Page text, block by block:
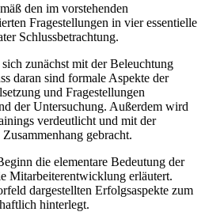
den im vorstehenden
Fragestellungen in vier essentielle
Schlussbetrachtung.
zunächst mit der Beleuchtung
daran sind formale Aspekte der
und Fragestellungen
der Untersuchung. Außerdem wird
verdeutlicht und mit der
gebracht.
die elementare Bedeutung der
Mitarbeiterentwicklung erläutert.
dargestellten Erfolgsaspekte zum
hinterlegt.